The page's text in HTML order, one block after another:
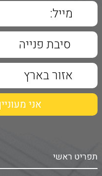
תפריט ראשי